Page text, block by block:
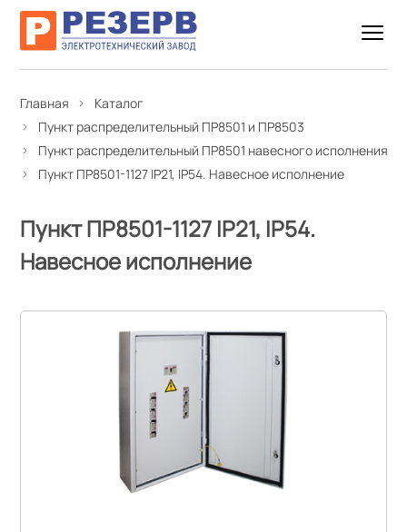
Главная
Каталог
Пункт распределительный ПР8501 и ПР8503
Пункт распределительный ПР8501 навесного исполнения
Пункт ПР8501-1127 IP21, IP54. Навесное исполнение
Пункт ПР8501-1127 IP21, IP54.
Навесное исполнение